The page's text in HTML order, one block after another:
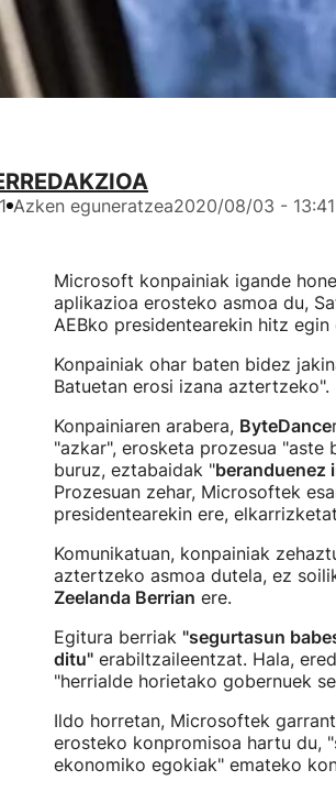
Azken eguneratzea2020/08/03 - 13:41
Microsoft konpainiak igande
aplikazioa erosteko asmoa du,
AEBko presidentearekin hitz egin
Konpainiak ohar baten bidez
Batuetan erosi izana aztertzeko".
Konpainiaren arabera, ByteDance
"azkar", erosketa prozesua
buruz, eztabaidak "beranduenez
Prozesuan zehar, Microsoftek
presidentearekin ere,
Komunikatuan, konpainiak
aztertzeko asmoa dutela, ez
Zeelanda Berrian ere.
Egitura berriak "segurtasun
ditu"erabiltzaileentzat. Hala,
"herrialde horietako gobernuek
Ildo horretan, Microsoftek
erosteko konpromisoa hartu du,
ekonomiko egokiak" emateko